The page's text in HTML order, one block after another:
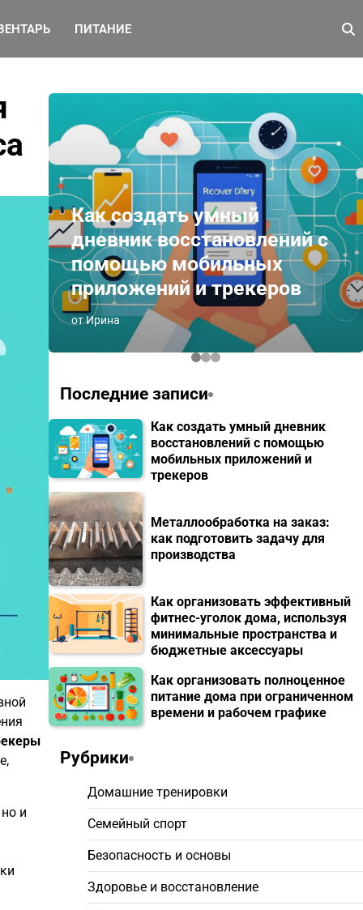
ПИТАНИЕ
и
Как создать умный
дневник восстановлений с
помощью мобильных
приложений и трекеров
от Ирина
Последние записи
Как создать умный дневник
восстановлений с помощью
мобильных приложений и
трекеров
Металлообработка на заказ:
как подготовить задачу для
производства
Как организовать эффективный
фитнес-уголок дома, используя
минимальные пространства и
бюджетные аксессуары
Как организовать полноценное
питание дома при ограниченном
времени и рабочем графике
Рубрики
Домашние тренировки
Семейный спорт
Безопасность и основы
Здоровье и восстановление